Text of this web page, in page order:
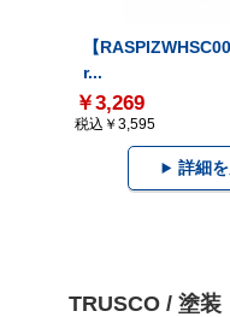
【
r...
￥3,269
税込￥3,595
詳細
TRUSCO / 塗装